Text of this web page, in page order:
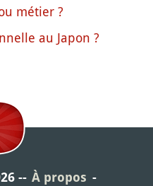
métier ?
au Japon ?
À propos